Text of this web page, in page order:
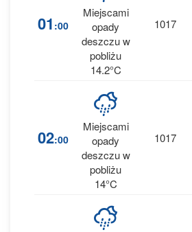
01 :00
Miejscami
opady
deszczu w
pobliżu
14.2°C
1017
02:00
Miejscami
opady
deszczu w
pobliżu
14°C
1017